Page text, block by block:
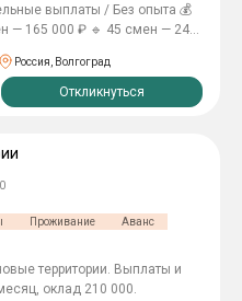
выплаты / Без опыта 💰
— 165 000 ₽ 🔹 45 смен — 247
проезда 4 000 ₽. ⏰ ГРАФИК:
ДЕЛАТЬ: ✅ Размещение
заказов ✅ Передача
с наставником. 🎁 БОНУСЫ:
за продление вахты — 5
Россия, Волгоград
Откликнуться
Проживание
Аванс
территории. Bыплaты и
оклад 210 000.